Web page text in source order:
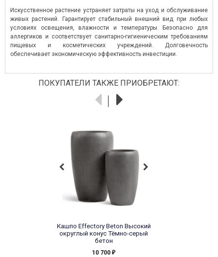
Искусственное растение устраняет затраты на уход и обслуживание
живых растений. Гарантирует стабильный внешний вид при любых
условиях освещения, влажности и температуры. Безопасно для
аллергиков и соответствует санитарно-гигиеническим требованиям
пищевых и косметических учреждений. Долговечность
обеспечивает экономическую эффективность инвестиции.
ПОКУПАТЕЛИ ТАКЖЕ ПРИОБРЕТАЮТ:
Кашпо Effectory Beton Высокий
округлый конус Тёмно-серый
бетон
10 700 ₽